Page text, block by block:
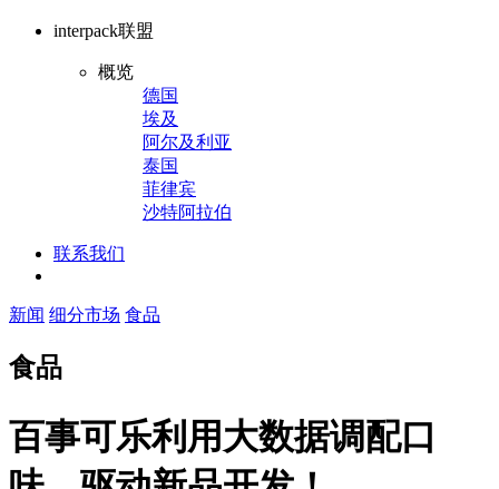
interpack联盟
概览
德国
埃及
阿尔及利亚
泰国
菲律宾
沙特阿拉伯
联系我们
新闻 细分市场 食品
食品
百事可乐利用大数据调配口